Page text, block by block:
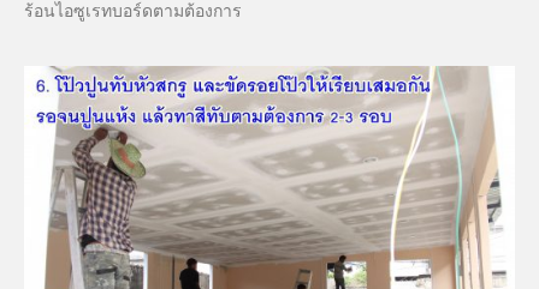
ร้อนไอซูเรทบอร์ดตามต้องการ